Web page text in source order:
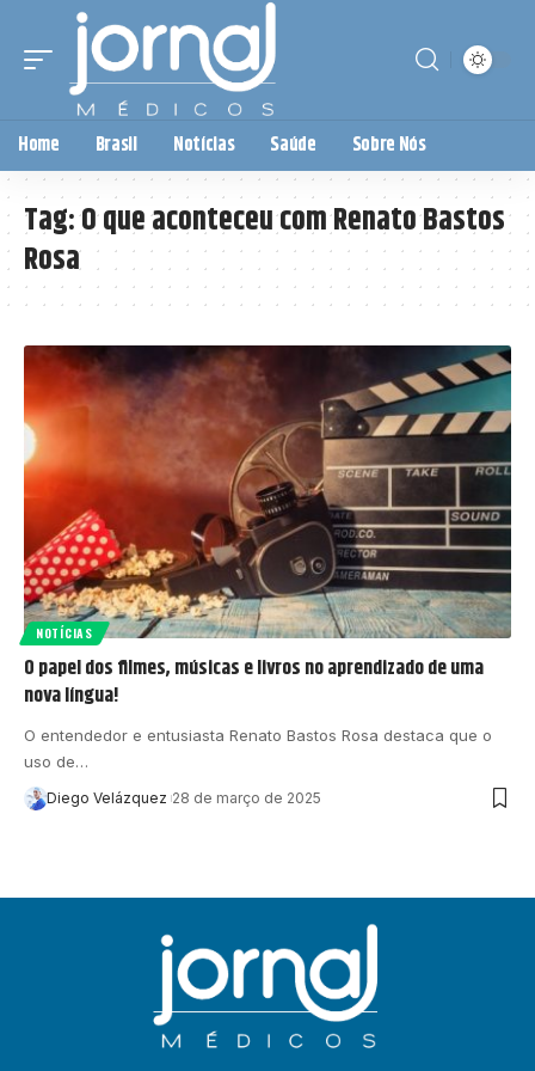
Home Brasil Notícias Saúde Sobre Nós
Tag:O que aconteceu com Renato Bastos
Rosa
NOTÍCIAS
O papel dos filmes, músicas e livros no aprendizado de uma
nova língua!
O entendedor e entusiasta Renato Bastos Rosa destaca que o
uso de…
Diego Velázquez 28 de março de 2025